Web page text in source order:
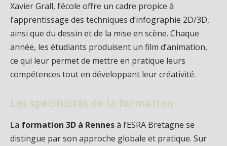
Xavier Grall, l’école offre un cadre propice à
l’apprentissage des techniques d’infographie 2D/3D,
ainsi que du dessin et de la mise en scène. Chaque
année, les étudiants produisent un film d’animation,
ce qui leur permet de mettre en pratique leurs
compétences tout en développant leur créativité.
Les spécificités de la formation
La formation 3D à Rennesà l’ESRA Bretagne se
distingue par son approche globale et pratique. Sur